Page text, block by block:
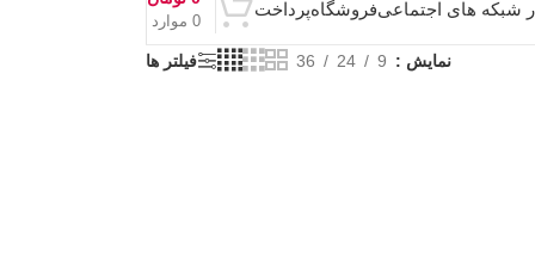
شبکه های اجتماعیفروشگاهپرداخت
0 موارد
نمایش 9
24
36 فیلتر ها